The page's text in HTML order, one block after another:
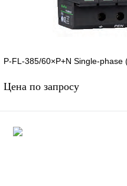
P-FL-385/60×P+N Single-phase
Цена по запросу